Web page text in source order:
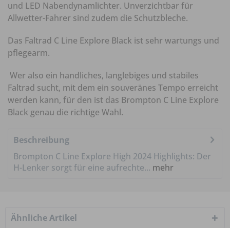
und LED Nabendynamlichter. Unverzichtbar für
Allwetter-Fahrer sind zudem die Schutzbleche.
Das Faltrad C Line Explore Black ist sehr wartungs und
pflegearm.
Wer also ein handliches, langlebiges und stabiles
Faltrad sucht, mit dem ein souveränes Tempo erreicht
werden kann, für den ist das Brompton C Line Explore
Black genau die richtige Wahl.
Beschreibung
Brompton C Line Explore High 2024 Highlights: Der
H-Lenker sorgt für eine aufrechte... mehr
Ähnliche Artikel